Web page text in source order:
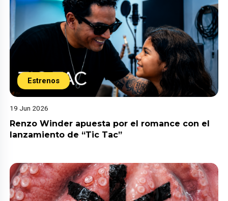
Estrenos
19 Jun 2026
Renzo Winder apuesta por el romance con el
lanzamiento de “Tic Tac”